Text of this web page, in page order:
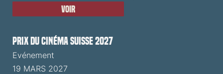
Voir
Prix du Cinéma Suisse 2027
Evénement
19 MARS 2027